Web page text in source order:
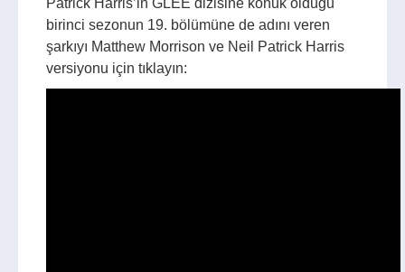
birinci sezonun 19. bölümüne de adını veren
şarkıyı Matthew Morrison ve Neil Patrick Harris
versiyonu için tıklayın: